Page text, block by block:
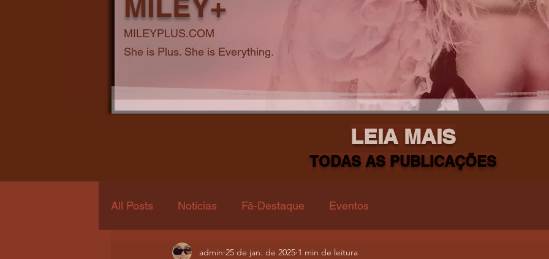
LEIA MAIS
TODAS AS PUBLICAÇÕES
All Posts Notícias Fã-Destaque Eventos
admin 25 de jan. de 2025 1 min de leitura
MILEY+
MILEYPLUS.COM
She is Plus. She is Everything.